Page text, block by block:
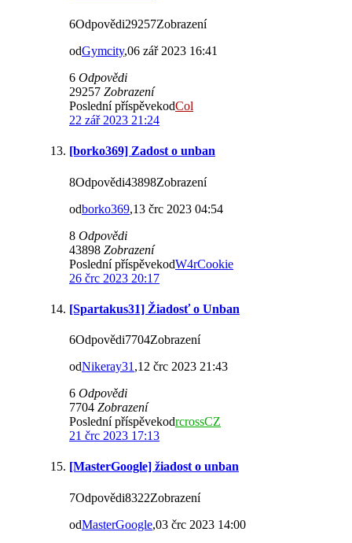
6Odpovědi29257Zobrazení
odGymcity,06 zář 2023 16:41
6 Odpovědi
29257 Zobrazení
Poslední příspěvekodCol
22 zář 2023 21:24
[borko369] Zadost o unban
8Odpovědi43898Zobrazení
odborko369,13 črc 2023 04:54
8 Odpovědi
43898 Zobrazení
Poslední příspěvekodW4rCookie
26 črc 2023 20:17
[Spartakus31] Žiadosť o Unban
6Odpovědi7704Zobrazení
odNikeray31 ,12 črc 2023 21:43
6 Odpovědi
7704 Zobrazení
Poslední příspěvekodrcrossCZ
21 črc 2023 17:13
[MasterGoogle] žiadost o unban
7Odpovědi8322Zobrazení
odMasterGoogle,03 črc 2023 14:00